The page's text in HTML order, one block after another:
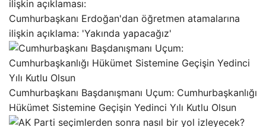
Cumhurbaşkanı Erdoğan'dan öğretmen atamalarına
ilişkin açıklama: 'Yakında yapacağız'
Cumhurbaşkanı Başdanışmanı Uçum: Cumhurbaşkanlığı
Hükümet Sistemine Geçişin Yedinci Yılı Kutlu Olsun